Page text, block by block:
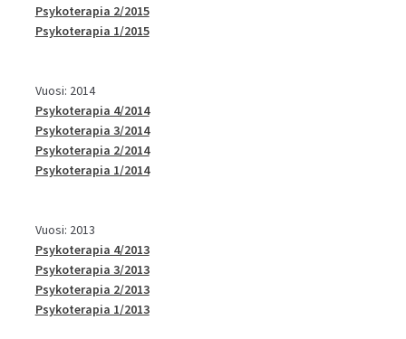
Psykoterapia 2/2015
Psykoterapia 1/2015
Vuosi: 2014
Psykoterapia 4/2014
Psykoterapia 3/2014
Psykoterapia 2/2014
Psykoterapia 1/2014
Vuosi: 2013
Psykoterapia 4/2013
Psykoterapia 3/2013
Psykoterapia 2/2013
Psykoterapia 1/2013